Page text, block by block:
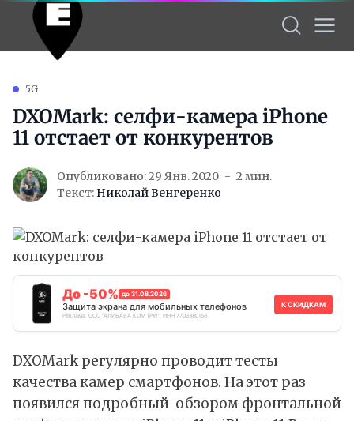
5G
DXOMark: селфи-камера iPhone
11 отстает от конкурентов
Опубликовано: 29 Янв. 2020
2 мин.
Текст: Николай Венгеренко
До -50% до 31.08.2026
Защита экрана для мобильных телефонов
Реклама. ООО "АЛИБАБА.КОМ (РУ)", ИНН 7703380158
К СКИДКАМ
DXOMark регулярно проводит тесты
качества камер смартфонов. На этот раз
появился подробный обзором фронтальной